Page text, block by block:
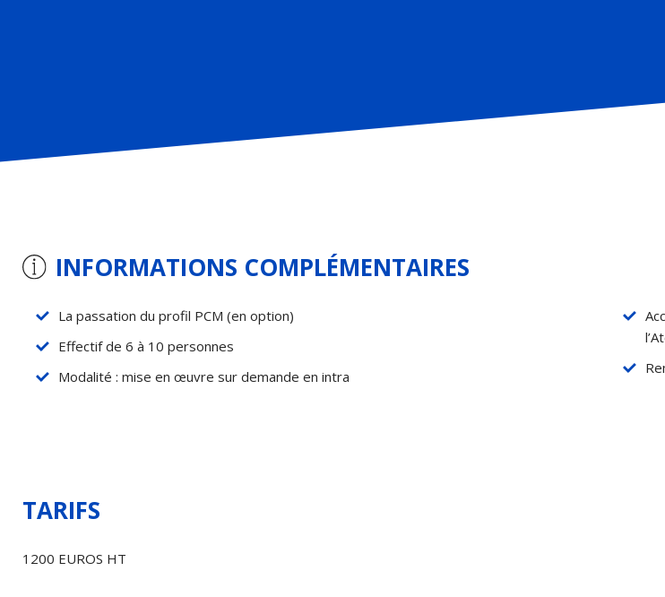
INFORMATIONS COMPLÉMENTAIRES
La passation du profil PCM (en option)
Effectif de 6 à 10 personnes
Modalité : mise en œuvre sur demande en intra
TARIFS
1200 EUROS HT